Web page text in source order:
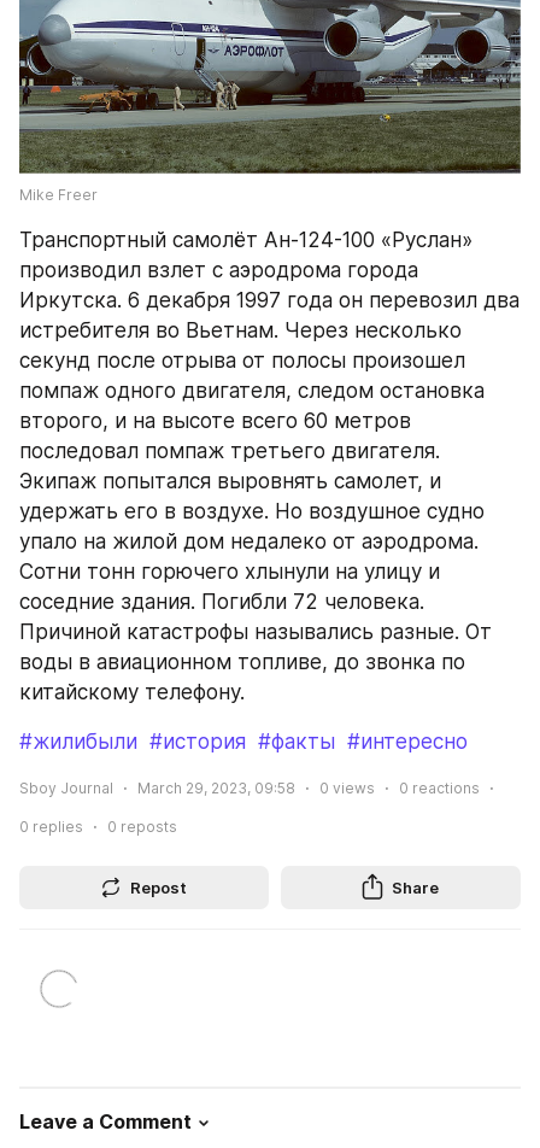
Mike Freer
Транспортный самолёт Ан-124-100 «Руслан»
производил взлет с аэродрома города
Иркутска. 6 декабря 1997 года он перевозил два
истребителя во Вьетнам. Через несколько
секунд после отрыва от полосы произошел
помпаж одного двигателя, следом остановка
второго, и на высоте всего 60 метров
последовал помпаж третьего двигателя.
Экипаж попытался выровнять самолет, и
удержать его в воздухе. Но воздушное судно
упало на жилой дом недалеко от аэродрома.
Сотни тонн горючего хлынули на улицу и
соседние здания. Погибли 72 человека.
Причиной катастрофы назывались разные. От
воды в авиационном топливе, до звонка по
китайскому телефону.
#жилибыли #история #факты #интересно
Sboy Journal March 29, 2023, 09:58 0 views 0 reactions
0 replies 0 reposts
Repost Share
Leave a Comment